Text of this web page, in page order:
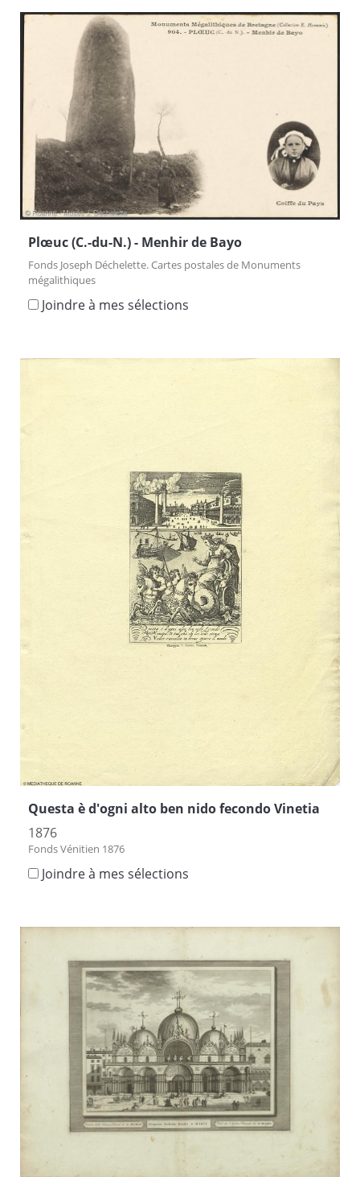
Plœuc (C.-du-N.) - Menhir de Bayo
Fonds Joseph Déchelette. Cartes postales de Monuments
mégalithiques
Joindre à mes sélections
Questa è d'ogni alto ben nido fecondo Vinetia
1876
Fonds Vénitien 1876
Joindre à mes sélections